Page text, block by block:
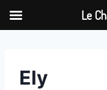
contenu
Ely
Le